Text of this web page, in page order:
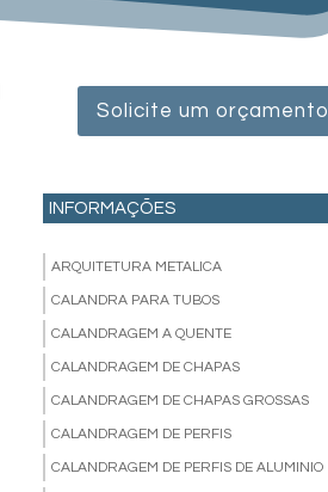
Solicite um orçamento
INFORMAÇÕES
ARQUITETURA METALICA
CALANDRA PARA TUBOS
CALANDRAGEM A QUENTE
CALANDRAGEM DE CHAPAS
CALANDRAGEM DE CHAPAS GROSSAS
CALANDRAGEM DE PERFIS
CALANDRAGEM DE PERFIS DE ALUMINIO